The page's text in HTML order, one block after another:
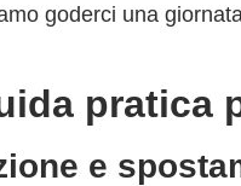
goderci una
pratica
e